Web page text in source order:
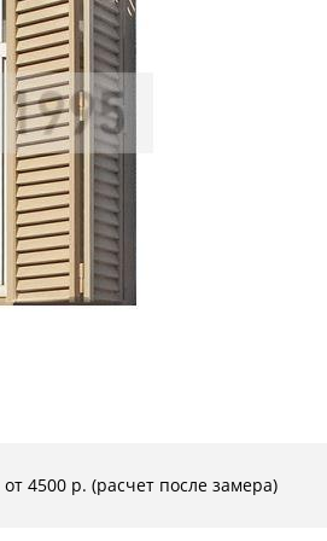
Коричневые двери
от 4500 р. (расчет после замера)